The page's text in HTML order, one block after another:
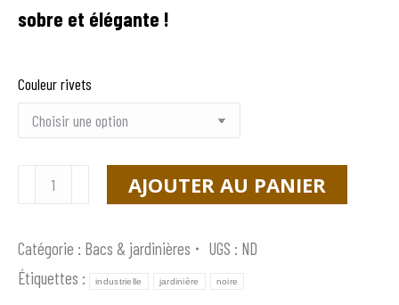
sobre et élégante !
Couleur rivets
quantité
Jardinière
CleverPlanter
AJOUTER AU PANIER
Catégorie : Bacs & jardinières UGS : ND
Étiquettes :
industrielle jardinière noire